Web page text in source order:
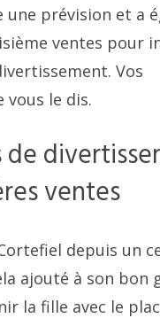
une prévision et a
ventes pour
Vos
vous le dis.
de
ventes
depuis un
ajouté à son bon
la fille avec le